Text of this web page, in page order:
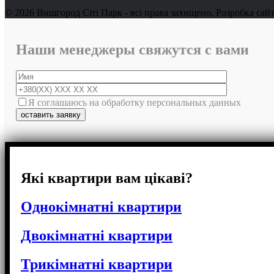
© 2026 Вишгород Сіті Парк - всі права захищено. Розробка
Наши менеджеры свяжутся с вами
Я соглашаюсь на обработку персональных данных
Які квартири вам цікаві?
Однокімнатні квартири
Двокімнатні квартири
Трикімнатні квартири